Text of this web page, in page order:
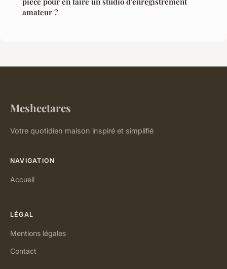
amateur ?
Meshectares
Votre quotidien maison inspiré et simplifié
NAVIGATION
Accueil
LÉGAL
Mentions légales
Contact